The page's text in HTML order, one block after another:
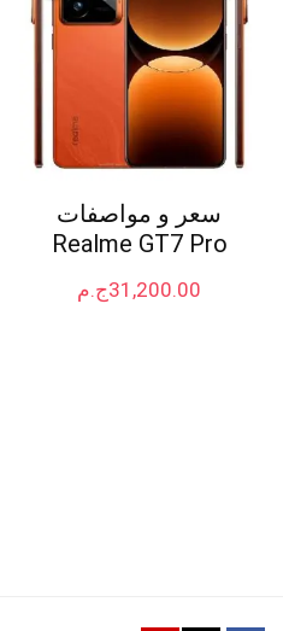
سعر و مواصفات
Realme GT7 Pro
ج.م31,200.00